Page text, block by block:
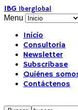
IBG Iberglobal
Menu
Inicio
Consultoría
Newsletter
Subscríbase
Quiénes
Contáctenos